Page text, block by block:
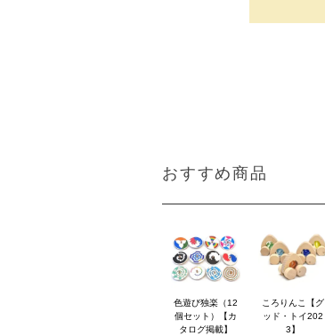
おすすめ商品
色遊び独楽（12
個セット）【カ
タログ掲載】
ころりんこ【グ
ッド・トイ202
3】